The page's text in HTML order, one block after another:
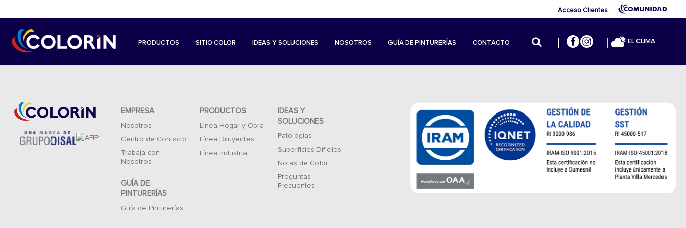
Acceso Clientes
PRODUCTOS SITIO COLOR IDEAS Y SOLUCIONES NOSOTROS GUÍA DE PINTURERÍAS CONTACTO EL CLIMA
EMPRESA
Nosotros
Centro de Contacto
Trabaja con
Nosotros
GUÍA DE
PINTURERÍAS
Guía de Pinturerías
PRODUCTOS
Línea Hogar y Obra
Línea Diluyentes
Línea Industria
IDEAS Y
SOLUCIONES
Patologías
Superficies Difíciles
Notas de Color
Preguntas
Frecuentes